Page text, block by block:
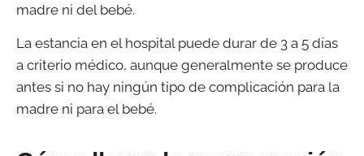
madre ni del bebé.
La estancia en el hospital puede durar de 3 a 5 días
a criterio médico, aunque generalmente se produce
antes si no hay ningún tipo de complicación para la
madre ni para el bebé.